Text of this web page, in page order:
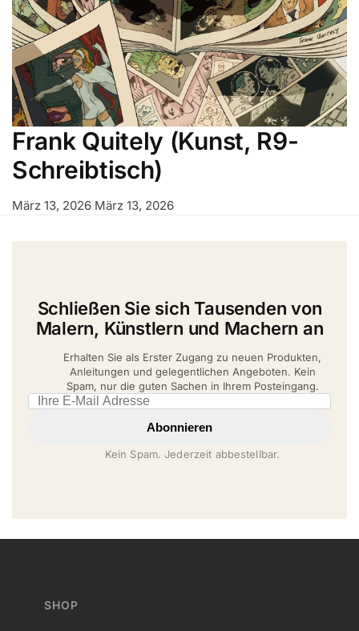
Frank Quitely (Kunst, R9-
Schreibtisch)
März 13, 2026 März 13, 2026
Schließen Sie sich Tausenden von
Malern, Künstlern und Machern an
Erhalten Sie als Erster Zugang zu neuen Produkten,
Anleitungen und gelegentlichen Angeboten. Kein
Spam, nur die guten Sachen in Ihrem Posteingang.
Email address
Abonnieren
Kein Spam. Jederzeit abbestellbar.
SHOP